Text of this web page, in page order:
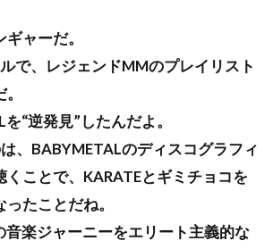
ャーだ。
で、レジェンドMMのプレイリスト
“逆発見”したんだよ。
、BABYMETALのディスコグラフィ
くことで、KARATEとギミチョコを
たことだね。
音楽ジャーニーをエリート主義的な